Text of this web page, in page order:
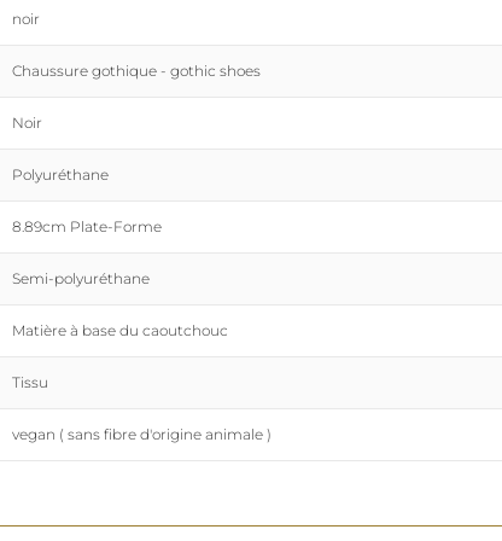
noir
Chaussure gothique - gothic shoes
Noir
Polyuréthane
8.89cm Plate-Forme
Semi-polyuréthane
Matière à base du caoutchouc
Tissu
vegan ( sans fibre d'origine animale )